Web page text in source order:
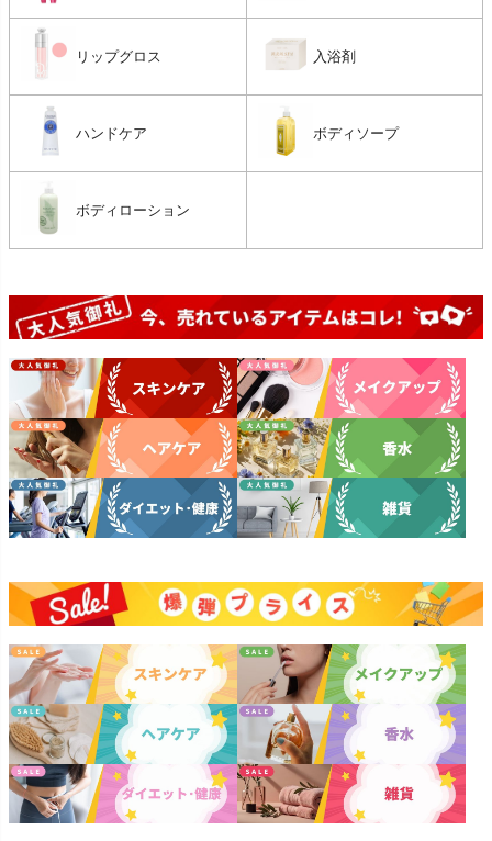
リップグロス 入浴剤
ハンドケア ボディソープ
ボディローション